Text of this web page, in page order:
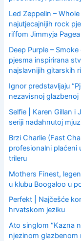
:
Led Zeppelin –
najutjecajnijih rock
riffom Jimmyja Pagea
Deep Purple –
pjesma inspirirana
najslavnijih gitarskih
Ignor predstavljaju
nezavisnoj glazbenoj
Selfie | Karen Gillan
seriji nadahnutoj
Brzi Charlie (Fast
profesionalni plaćeni
trileru
Mothers Finest,
u klubu Boogaloo u
Perfekt | Najčešće
hrvatskom jeziku
Ato singlom “Kazna
njezinom glazbenom